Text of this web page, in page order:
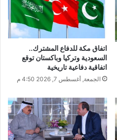
اتفاق مكة للدفاع المشترك..
السعودية وتركيا وباكستان توقع
اتفاقية دفاعية تاريخية
الجمعة, أغسطس 7, 2026 4:50 م